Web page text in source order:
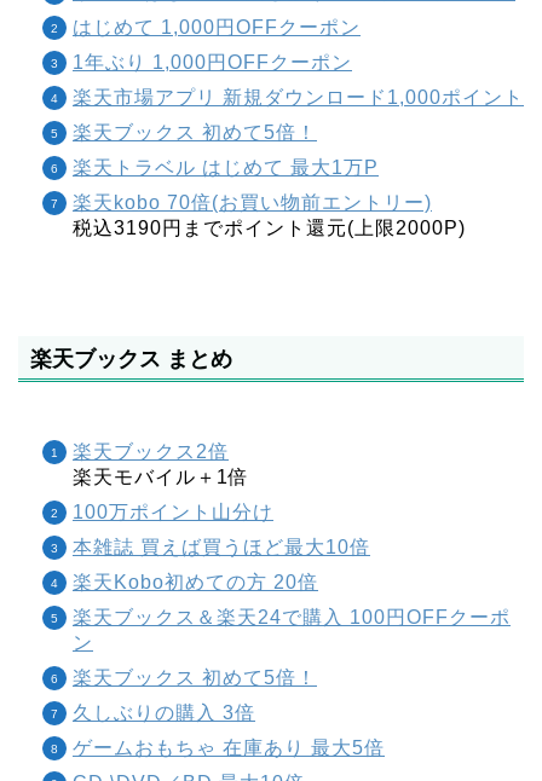
はじめて 1,000円OFFクーポン
1年ぶり 1,000円OFFクーポン
楽天市場アプリ 新規ダウンロード1,000ポイント
楽天ブックス 初めて5倍！
楽天トラベル はじめて 最大1万P
楽天kobo 70倍(お買い物前エントリー)
税込3190円までポイント還元(上限2000P)
楽天ブックス まとめ
楽天ブックス2倍
楽天モバイル＋1倍
100万ポイント山分け
本雑誌 買えば買うほど最大10倍
楽天Kobo初めての方 20倍
楽天ブックス＆楽天24で購入 100円OFFクーポ
ン
楽天ブックス 初めて5倍！
久しぶりの購入 3倍
ゲームおもちゃ 在庫あり 最大5倍